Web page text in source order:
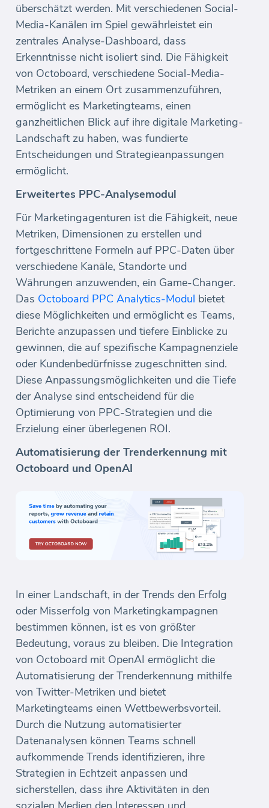
überschätzt werden. Mit verschiedenen Social-
Media-Kanälen im Spiel gewährleistet ein
zentrales Analyse-Dashboard, dass
Erkenntnisse nicht isoliert sind. Die Fähigkeit
von Octoboard, verschiedene Social-Media-
Metriken an einem Ort zusammenzuführen,
ermöglicht es Marketingteams, einen
ganzheitlichen Blick auf ihre digitale Marketing-
Landschaft zu haben, was fundierte
Entscheidungen und Strategieanpassungen
ermöglicht.
Erweitertes PPC-Analysemodul
Für Marketingagenturen ist die Fähigkeit, neue
Metriken, Dimensionen zu erstellen und
fortgeschrittene Formeln auf PPC-Daten über
verschiedene Kanäle, Standorte und
Währungen anzuwenden, ein Game-Changer.
Das Octoboard PPC Analytics-Modul bietet
diese Möglichkeiten und ermöglicht es Teams,
Berichte anzupassen und tiefere Einblicke zu
gewinnen, die auf spezifische Kampagnenziele
oder Kundenbedürfnisse zugeschnitten sind.
Diese Anpassungsmöglichkeiten und die Tiefe
der Analyse sind entscheidend für die
Optimierung von PPC-Strategien und die
Erzielung einer überlegenen ROI.
Automatisierung der Trenderkennung mit
Octoboard und OpenAI
In einer Landschaft, in der Trends den Erfolg
oder Misserfolg von Marketingkampagnen
bestimmen können, ist es von größter
Bedeutung, voraus zu bleiben. Die Integration
von Octoboard mit OpenAI ermöglicht die
Automatisierung der Trenderkennung mithilfe
von Twitter-Metriken und bietet
Marketingteams einen Wettbewerbsvorteil.
Durch die Nutzung automatisierter
Datenanalysen können Teams schnell
aufkommende Trends identifizieren, ihre
Strategien in Echtzeit anpassen und
sicherstellen, dass ihre Aktivitäten in den